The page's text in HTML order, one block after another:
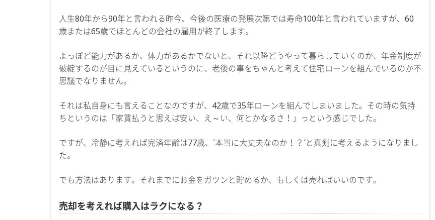
人生80年から90年と言われる昨今、今後の医療の発展次第では寿命100年と言われていますが、60
歳または65歳でほとんどの会社の雇用が終了します。
よっぽど能力があるか、体力があるかでないと、それ以降どうやって暮らしていくのか、年金制度が
破綻するのが目に見えているというのに、老後の事をちゃんと考えて住宅ローンを組んでいるのか不
思議でなりません。
それは私自身にも言えることなのですが、42歳で35年ローンを組んでしまいました。その時の気持
ちというのは「家賃払うと思えば安い、え～い、何とかなるさ！」っという感じでした。
ですが、冷静に考えれば完済年齢は77歳、´本当に大丈夫なのか！？´と真剣に考えるようになりまし
た。
でも方法はあります。それまでにお金をガツンと貯めるか、もしくは売ればいいのです。
売却を考えれば購入はラクになる？